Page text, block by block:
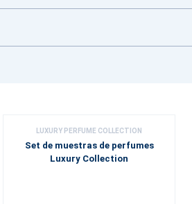
LUXURY PERFUME COLLECTION
Set de muestras de perfumes
Luxury Collection